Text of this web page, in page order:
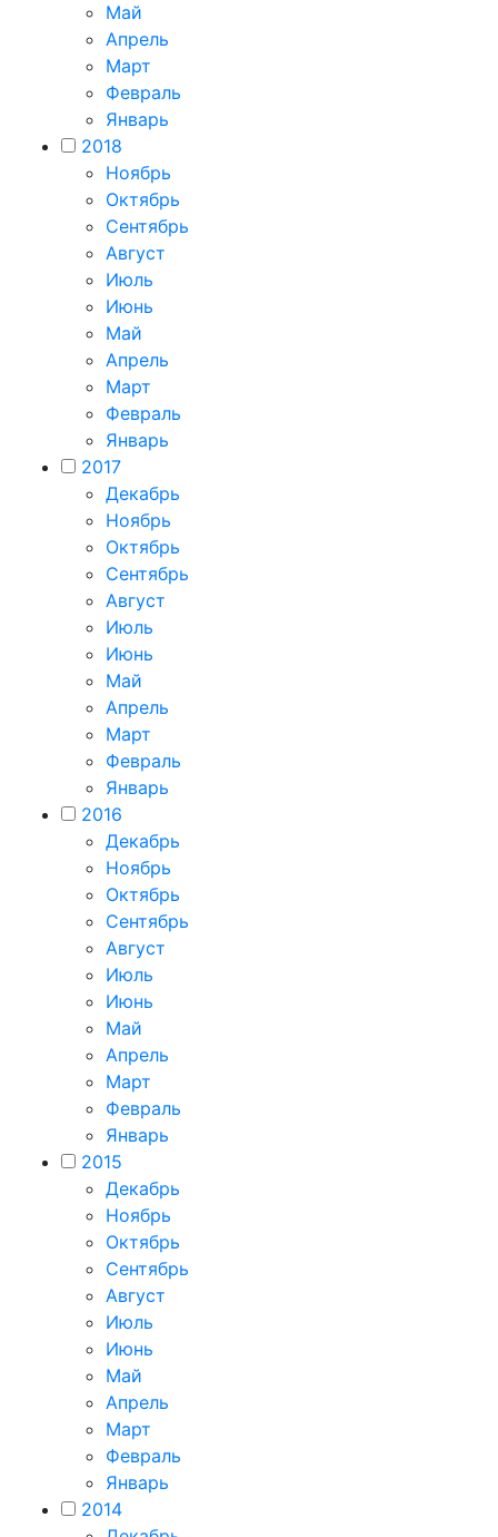
Май
Апрель
Март
Февраль
Январь
2018
Ноябрь
Октябрь
Сентябрь
Август
Июль
Июнь
Май
Апрель
Март
Февраль
Январь
2017
Декабрь
Ноябрь
Октябрь
Сентябрь
Август
Июль
Июнь
Май
Апрель
Март
Февраль
Январь
2016
Декабрь
Ноябрь
Октябрь
Сентябрь
Август
Июль
Июнь
Май
Апрель
Март
Февраль
Январь
2015
Декабрь
Ноябрь
Октябрь
Сентябрь
Август
Июль
Июнь
Май
Апрель
Март
Февраль
Январь
2014